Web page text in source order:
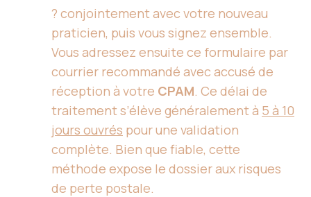
? conjointement avec votre nouveau
praticien, puis vous signez ensemble.
Vous adressez ensuite ce formulaire par
courrier recommandé avec accusé de
réception à votre CPAM. Ce délai de
traitement s’élève généralement à 5 à 10
jours ouvrés pour une validation
complète. Bien que fiable, cette
méthode expose le dossier aux risques
de perte postale.